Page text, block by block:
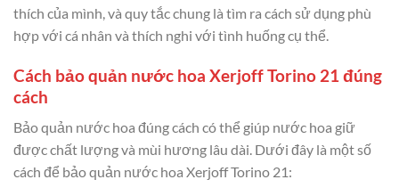
thích của mình, và quy tắc chung là tìm ra cách sử dụng phù
hợp với cá nhân và thích nghi với tình huống cụ thể.
Cách bảo quản nước hoa Xerjoff Torino 21 đúng
cách
Bảo quản nước hoa đúng cách có thể giúp nước hoa giữ
được chất lượng và mùi hương lâu dài. Dưới đây là một số
cách để bảo quản nước hoa Xerjoff Torino 21: